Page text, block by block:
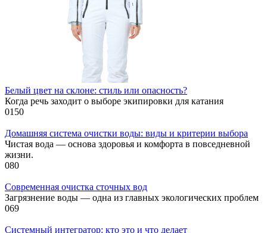
Белый цвет на склоне: стиль или опасность?
Когда речь заходит о выборе экипировки для катания
0150
Домашняя система очистки воды: виды и критерии выбора
Чистая вода — основа здоровья и комфорта в повседневной
жизни.
080
Современная очистка сточных вод
Загрязнение воды — одна из главных экологических проблем
069
Системный интегратор: кто это и что делает